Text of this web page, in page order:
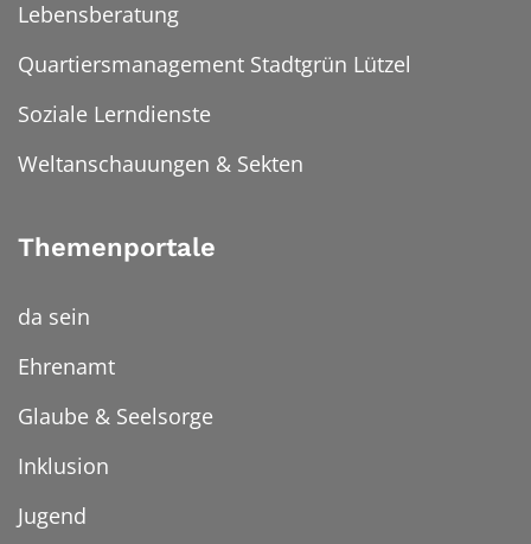
Lebensberatung
Quartiersmanagement Stadtgrün Lützel
Soziale Lerndienste
Weltanschauungen & Sekten
Themenportale
da sein
Ehrenamt
Glaube & Seelsorge
Inklusion
Jugend